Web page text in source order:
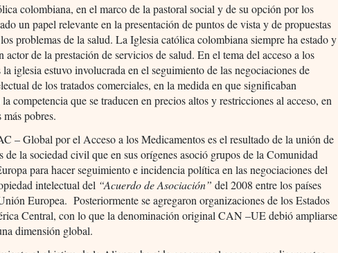
colombiana, en el marco de la pastoral social y de su opción por los
un papel relevante en la presentación de puntos de vista y de propuestas
problemas de la salud. La Iglesia católica colombiana siempre ha estado y
actor de la prestación de servicios de salud. En el tema del acceso a los
la iglesia estuvo involucrada en el seguimiento de las negociaciones de
de los tratados comerciales, en la medida en que significaban
competencia que se traducen en precios altos y restricciones al acceso, en
más pobres.
– Global por el Acceso a los Medicamentos es el resultado de la unión de
de la sociedad civil que en sus orígenes asoció grupos de la Comunidad
para hacer seguimiento e incidencia política en las negociaciones del
intelectual del “Acuerdo de Asociación” del 2008 entre los países
Europea. Posteriormente se agregaron organizaciones de los Estados
Central, con lo que la denominación original CAN –UE debió ampliarse
dimensión global.